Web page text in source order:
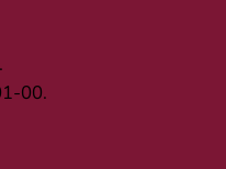
00.